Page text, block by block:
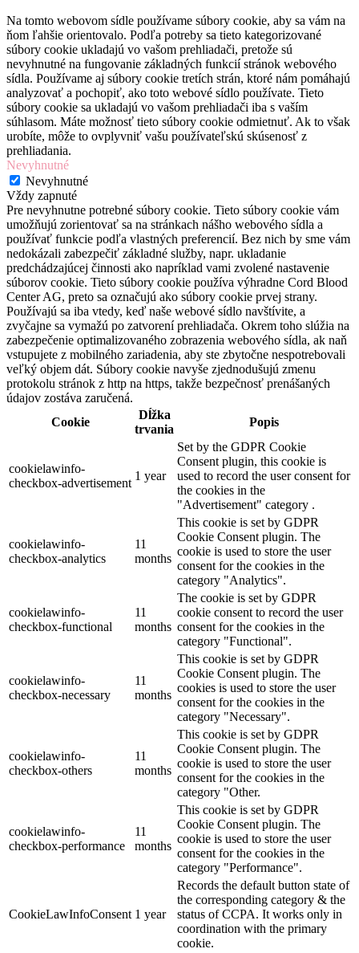
Na tomto webovom sídle používame súbory cookie, aby sa vám na
ňom ľahšie orientovalo. Podľa potreby sa tieto kategorizované
súbory cookie ukladajú vo vašom prehliadači, pretože sú
nevyhnutné na fungovanie základných funkcií stránok webového
sídla. Používame aj súbory cookie tretích strán, ktoré nám pomáhajú
analyzovať a pochopiť, ako toto webové sídlo používate. Tieto
súbory cookie sa ukladajú vo vašom prehliadači iba s vaším
súhlasom. Máte možnosť tieto súbory cookie odmietnuť. Ak to však
urobíte, môže to ovplyvniť vašu používateľskú skúsenosť z
prehliadania.
Nevyhnutné
Nevyhnutné
Vždy zapnuté
Pre nevyhnutne potrebné súbory cookie. Tieto súbory cookie vám
umožňujú zorientovať sa na stránkach nášho webového sídla a
používať funkcie podľa vlastných preferencií. Bez nich by sme vám
nedokázali zabezpečiť základné služby, napr. ukladanie
predchádzajúcej činnosti ako napríklad vami zvolené nastavenie
súborov cookie. Tieto súbory cookie používa výhradne Cord Blood
Center AG, preto sa označujú ako súbory cookie prvej strany.
Používajú sa iba vtedy, keď naše webové sídlo navštívite, a
zvyčajne sa vymažú po zatvorení prehliadača. Okrem toho slúžia na
zabezpečenie optimalizovaného zobrazenia webového sídla, ak naň
vstupujete z mobilného zariadenia, aby ste zbytočne nespotrebovali
veľký objem dát. Súbory cookie navyše zjednodušujú zmenu
protokolu stránok z http na https, takže bezpečnosť prenášaných
údajov zostáva zaručená.
Cookie
Dĺžka
trvania
Popis
cookielawinfo-
checkbox-advertisement
1 year
Set by the GDPR Cookie
Consent plugin, this cookie is
used to record the user consent for
the cookies in the
"Advertisement" category .
cookielawinfo-
checkbox-analytics
11
months
This cookie is set by GDPR
Cookie Consent plugin. The
cookie is used to store the user
consent for the cookies in the
category "Analytics".
cookielawinfo-
checkbox-functional
11
months
The cookie is set by GDPR
cookie consent to record the user
consent for the cookies in the
category "Functional".
cookielawinfo-
checkbox-necessary
11
months
This cookie is set by GDPR
Cookie Consent plugin. The
cookies is used to store the user
consent for the cookies in the
category "Necessary".
cookielawinfo-
checkbox-others
11
months
This cookie is set by GDPR
Cookie Consent plugin. The
cookie is used to store the user
consent for the cookies in the
category "Other.
cookielawinfo-
checkbox-performance
11
months
This cookie is set by GDPR
Cookie Consent plugin. The
cookie is used to store the user
consent for the cookies in the
category "Performance".
CookieLawInfoConsent 1 year
Records the default button state of
the corresponding category & the
status of CCPA. It works only in
coordination with the primary
cookie.